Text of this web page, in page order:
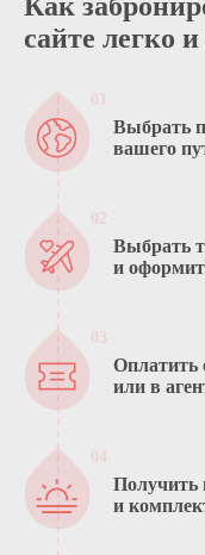
сайте легко
Выбрать
вашего
Выбрать
и
Оплатить
или в
Получить
и